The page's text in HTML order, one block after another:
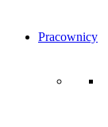
Pracownicy